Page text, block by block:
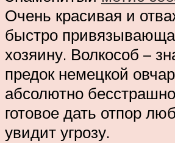
Очень красивая и
быстро
хозяину. Волкособ –
предок немецкой
абсолютно
готовое дать отпор
увидит угрозу.